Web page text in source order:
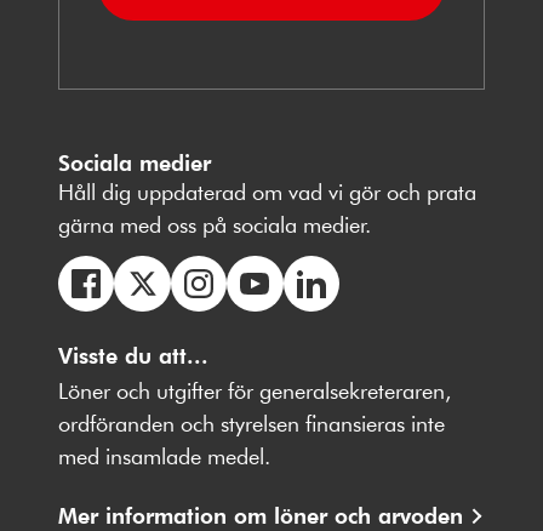
Sociala medier
Håll dig uppdaterad om vad vi gör och prata
gärna med oss på sociala medier.
oss
på
Facebbok
oss
på
oss
på
Instagram
på
Youtube
på
LinkedIn
Visste du att...
Löner och utgifter för generalsekreteraren,
ordföranden och styrelsen finansieras inte
med insamlade medel.
Mer information om löner och arvoden